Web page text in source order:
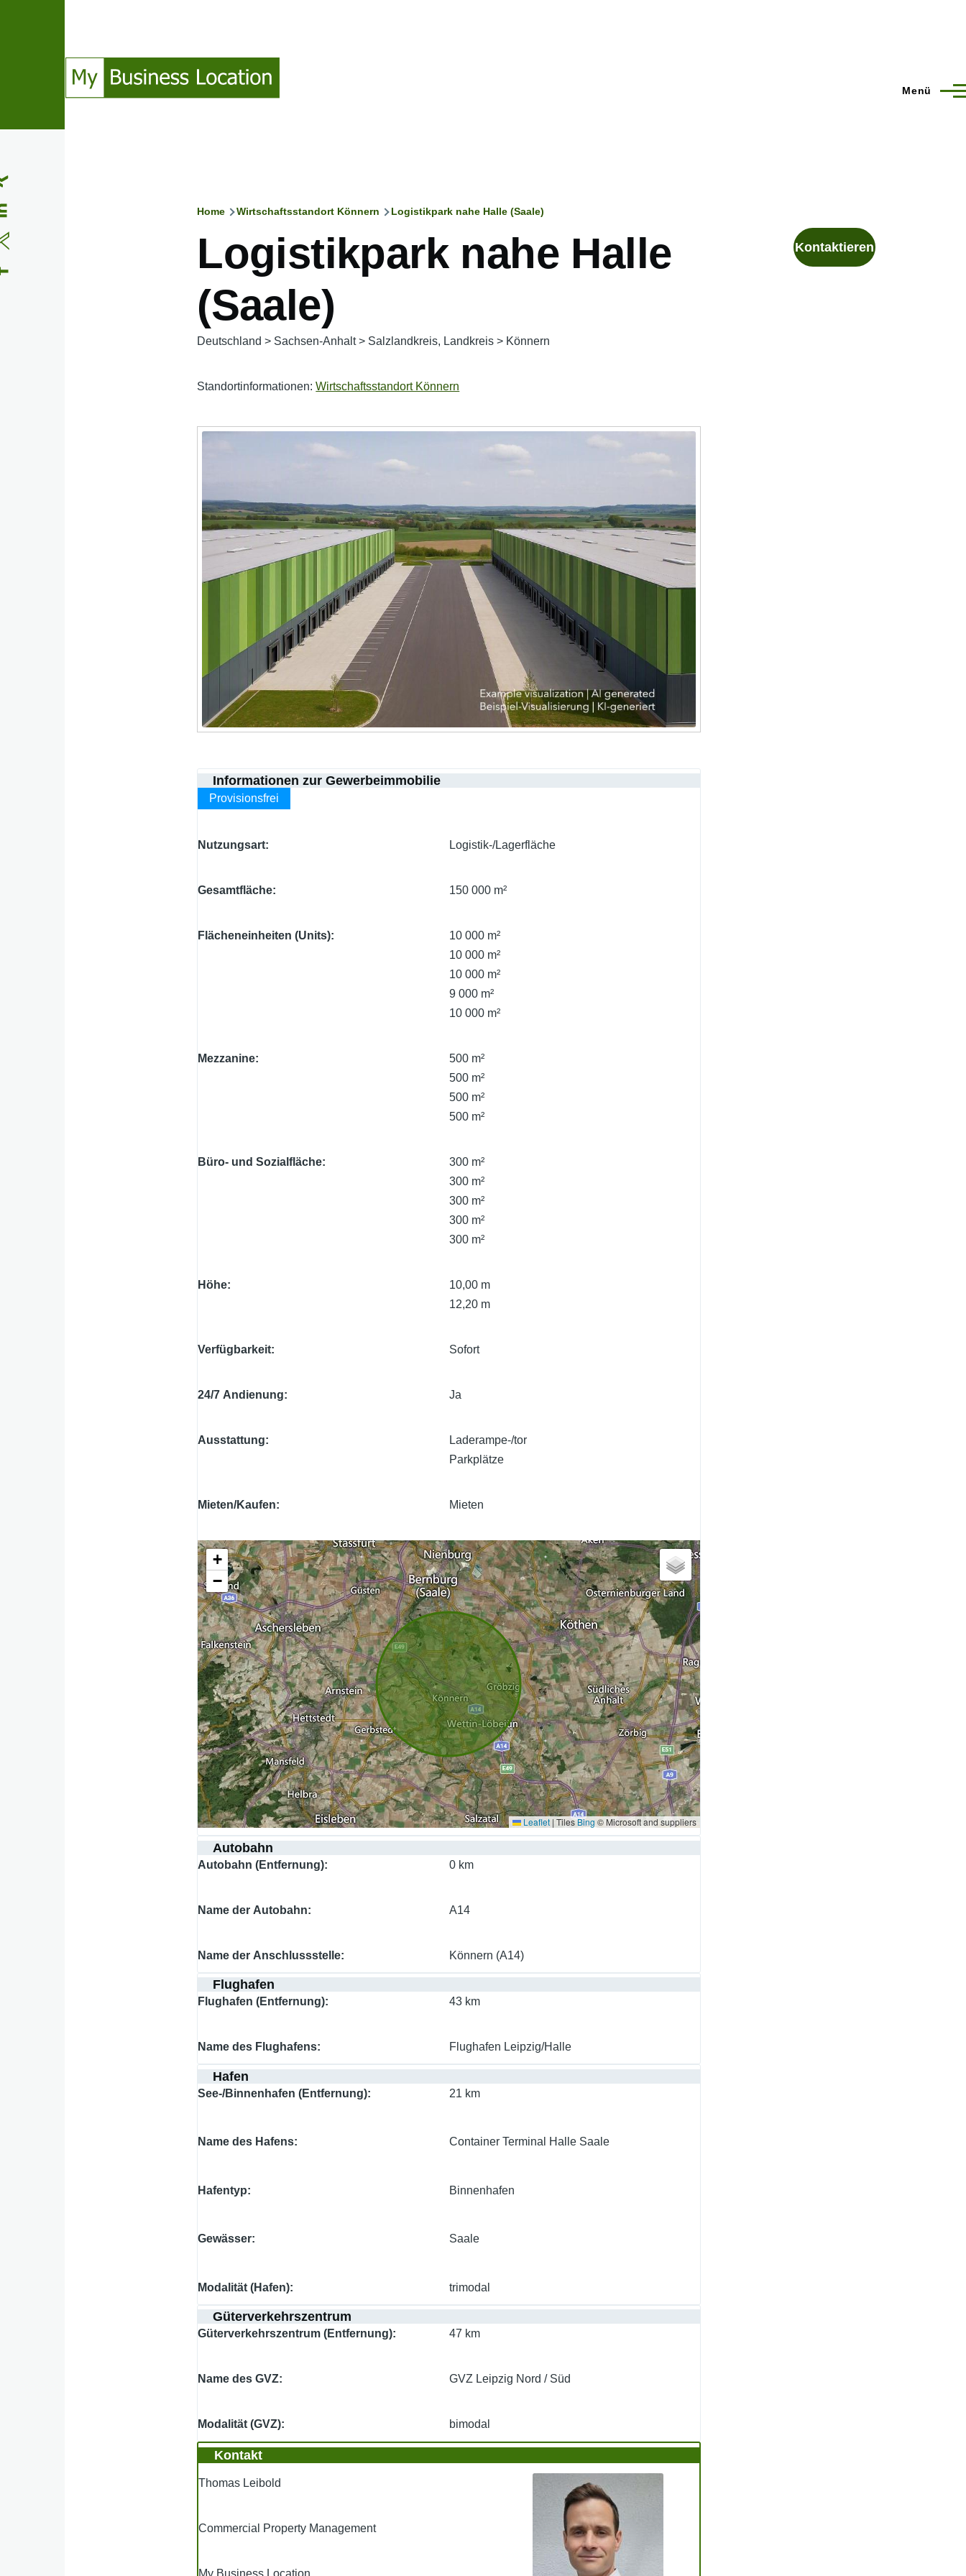
Menü
Home Wirtschaftsstandort Könnern Logistikpark nahe Halle (Saale)
Logistikpark nahe Halle
(Saale)
Deutschland > Sachsen-Anhalt> Salzlandkreis, Landkreis > Könnern
Standortinformationen:Wirtschaftsstandort Könnern
Informationen zur Gewerbeimmobilie
Provisionsfrei
Nutzungsart Logistik-/Lagerfläche
Gesamtfläche 150 000 m²
Flächeneinheiten (Units)
10 000 m²
10 000 m²
10 000 m²
9 000 m²
10 000 m²
Mezzanine
500 m²
500 m²
500 m²
500 m²
Büro- und Sozialfläche
300 m²
300 m²
300 m²
300 m²
300 m²
Höhe
10,00 m
12,20 m
Verfügbarkeit Sofort
24/7 Andienung Ja
Ausstattung
Laderampe-/tor
Parkplätze
Mieten/Kaufen Mieten
+
−
Leaflet | TilesBing © Microsoft and suppliers
Autobahn
Autobahn (Entfernung) 0 km
Name der Autobahn A14
Name der Anschlussstelle Könnern (A14)
Flughafen
Flughafen (Entfernung) 43 km
Name des Flughafens Flughafen Leipzig/Halle
Hafen
See-/Binnenhafen (Entfernung) 21 km
Name des Hafens Container Terminal Halle Saale
Hafentyp Binnenhafen
Gewässer Saale
Modalität (Hafen) trimodal
Güterverkehrszentrum
Güterverkehrszentrum (Entfernung) 47 km
Name des GVZ GVZ Leipzig Nord / Süd
Modalität (GVZ) bimodal
Kontakt
Thomas Leibold
Commercial Property Management
My Business Location
Kontaktieren
(Opens in a new window)
(Opens in a new window)
(Opens in a new window)
(Opens in a new window)